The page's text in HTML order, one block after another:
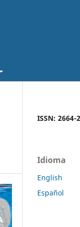
ISSN: 2664-
Idioma
English
Español